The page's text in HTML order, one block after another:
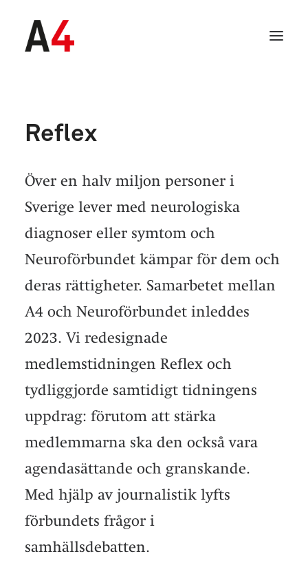
SEARCH
Reflex
Över en halv miljon personer i
Sverige lever med neurologiska
diagnoser eller symtom och
Neuroförbundet kämpar för dem och
deras rättigheter. Samarbetet mellan
A4 och Neuroförbundet inleddes
2023. Vi redesignade
medlemstidningen Reflex och
tydliggjorde samtidigt tidningens
uppdrag: förutom att stärka
medlemmarna ska den också vara
agendasättande och granskande.
Med hjälp av journalistik lyfts
förbundets frågor i
samhällsdebatten.